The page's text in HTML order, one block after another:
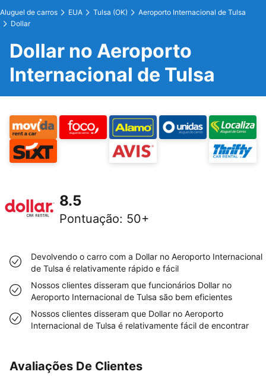
Aluguel de carros EUA Tulsa (OK)
Aeroporto Internacional de Tulsa
Dollar
Dollar no Aeroporto
Internacional de Tulsa
8.5
Pontuação: 50+
Devolvendo o carro com a Dollar no Aeroporto Internacional
de Tulsa é relativamente rápido e fácil
Nossos clientes disseram que funcionários Dollar no
Aeroporto Internacional de Tulsa são bem eficientes
Nossos clientes disseram que Dollar no Aeroporto
Internacional de Tulsa é relativamente fácil de encontrar
Avaliações De Clientes